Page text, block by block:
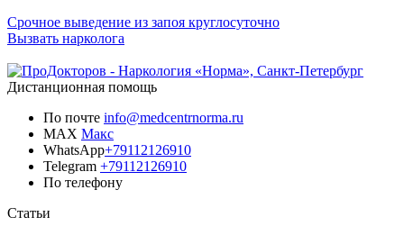
Срочное выведение из запоя круглосуточно
Вызвать нарколога
Дистанционная помощь
По почте info@medcentrnorma.ru
MAX Макс
WhatsApp+79112126910
Telegram +79112126910
По телефону
Статьи